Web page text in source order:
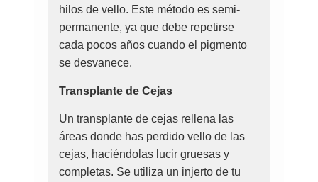
hilos de vello. Este método es semi-
permanente, ya que debe repetirse
cada pocos años cuando el pigmento
se desvanece.
Transplante de Cejas
Un transplante de cejas rellena las
áreas donde has perdido vello de las
cejas, haciéndolas lucir gruesas y
completas. Se utiliza un injerto de tu